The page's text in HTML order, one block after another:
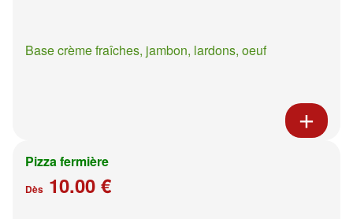
Base crème fraîches, jambon, lardons, oeuf
Pizza fermière
Dès 10.00 €